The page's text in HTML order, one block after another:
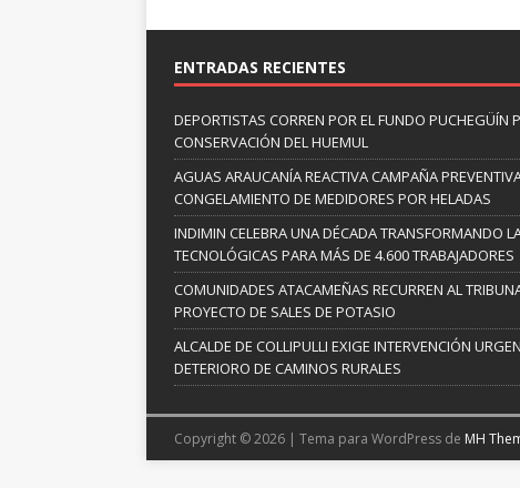
ENTRADAS RECIENTES
DEPORTISTAS CORREN POR EL FUNDO PUCHEGÜÍN
CONSERVACIÓN DEL HUEMUL
AGUAS ARAUCANÍA REACTIVA CAMPAÑA
CONGELAMIENTO DE MEDIDORES POR HELADAS
INDIMIN CELEBRA UNA DÉCADA TRANSFORMANDO
TECNOLÓGICAS PARA MÁS DE 4.600 TRABAJADORES
COMUNIDADES ATACAMEÑAS RECURREN AL
PROYECTO DE SALES DE POTASIO
ALCALDE DE COLLIPULLI EXIGE INTERVENCIÓN
DETERIORO DE CAMINOS RURALES
Copyright © 2026 | Tema para WordPress de MH